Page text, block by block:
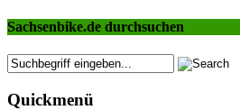
Sachsenbike.de durchsuchen
Quickmenü